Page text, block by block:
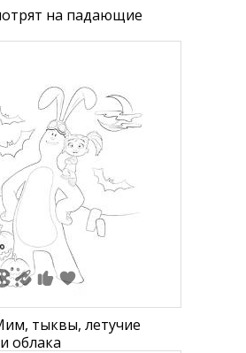
на падающие
тыквы, летучие
облака